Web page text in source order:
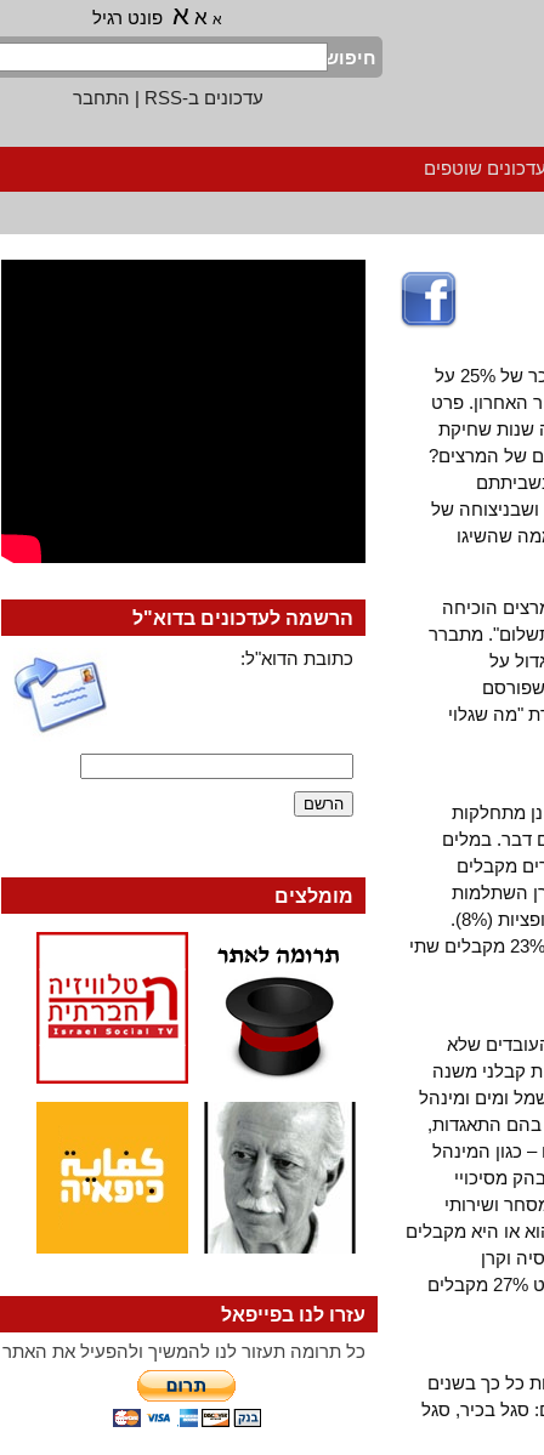
א א פונט רגיל
חיפוש
עדכונים ב-RSS
|התחבר
שוטפים
המרצים הבכירים באוניברסיטאות השיגו הישג נאה בתום 80 יום שביתה: תוספת שכר של 25% על
האחרון. פרט
שחיקת
המרצים?
של
הוכיחה
מתברר
על
שגלוי
במלים
מקבלים
העובדים), קרן השתלמות
(46%), ביטוח חיים (30%), אחזקת רכב (23%), רכב מן החברה (17%) ורווחים או אופציות (8%).
כאמור, כמעט אחד משלושה עובדים לא מקבלים דבר; 45% מקבלים הטבה אחת ו-23% מקבלים שתי
שלא
משנה
ומינהל
התאגדות,
המינהל
ושירותי
היא מקבלים
ל-85% יש פנסיה וקרן
השתלמות; 19% מקבלים אופציות או שותפים ברווחי התאגיד בו הם מועסקים וכמעט 27% מקבלים
כך בשנים
בכיר, סגל
הרשמה לעדכונים בדוא"ל
כתובת הדוא"ל:
מומלצים
עזרו לנו בפייפאל
כל תרומה תעזור לנו להמשיך ולהפעיל את האתר